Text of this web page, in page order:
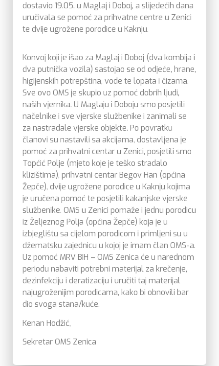
dostavio 19.05. u Maglaj i Doboj, a slijedećih dana
uručivala se pomoć za prihvatne centre u Zenici
te dvije ugrožene porodice u Kaknju.
Konvoj koji je išao za Maglaj i Doboj (dva kombija i
dva putnička vozila) sastojao se od odjeće, hrane,
higijenskih potrepština, vode te lopata i čizama.
Sve ovo OMS je skupio uz pomoć dobrih ljudi,
naših vjernika. U Maglaju i Doboju smo posjetili
načelnike i sve vjerske službenike i zanimali se
za nastradale vjerske objekte. Po povratku
članovi su nastavili sa akcijama, dostavljena je
pomoć za prihvatni centar u Zenici, posjetili smo
Topćić Polje (mjeto koje je teško stradalo
klizištima), prihvatni centar Begov Han (općina
Žepče), dvije ugrožene porodice u Kaknju kojima
je uručena pomoć te posjetili kakanjske vjerske
službenike. OMS u Zenici pomaže i jednu porodicu
iz Željeznog Polja (općina Žepče) koja je u
izbjeglištu sa cijelom porodicom i primljeni su u
džematsku zajednicu u kojoj je imam član OMS-a.
Uz pomoć MRV BIH – OMS Zenica će u narednom
periodu nabaviti potrebni materijal za krečenje,
dezinfekciju i deratizaciju i uručiti taj materijal
najugroženijim porodicama, kako bi obnovili bar
dio svoga stana/kuće.
Kenan Hodžić,
Sekretar OMS Zenica